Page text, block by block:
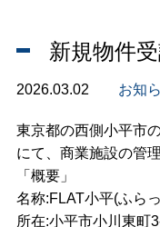
新規物件
2026.03.02 お知
東京都の西側小平市
にて、商業施設の管
「概要」
名称:FLAT小平(ふら
所在:小平市小川東町